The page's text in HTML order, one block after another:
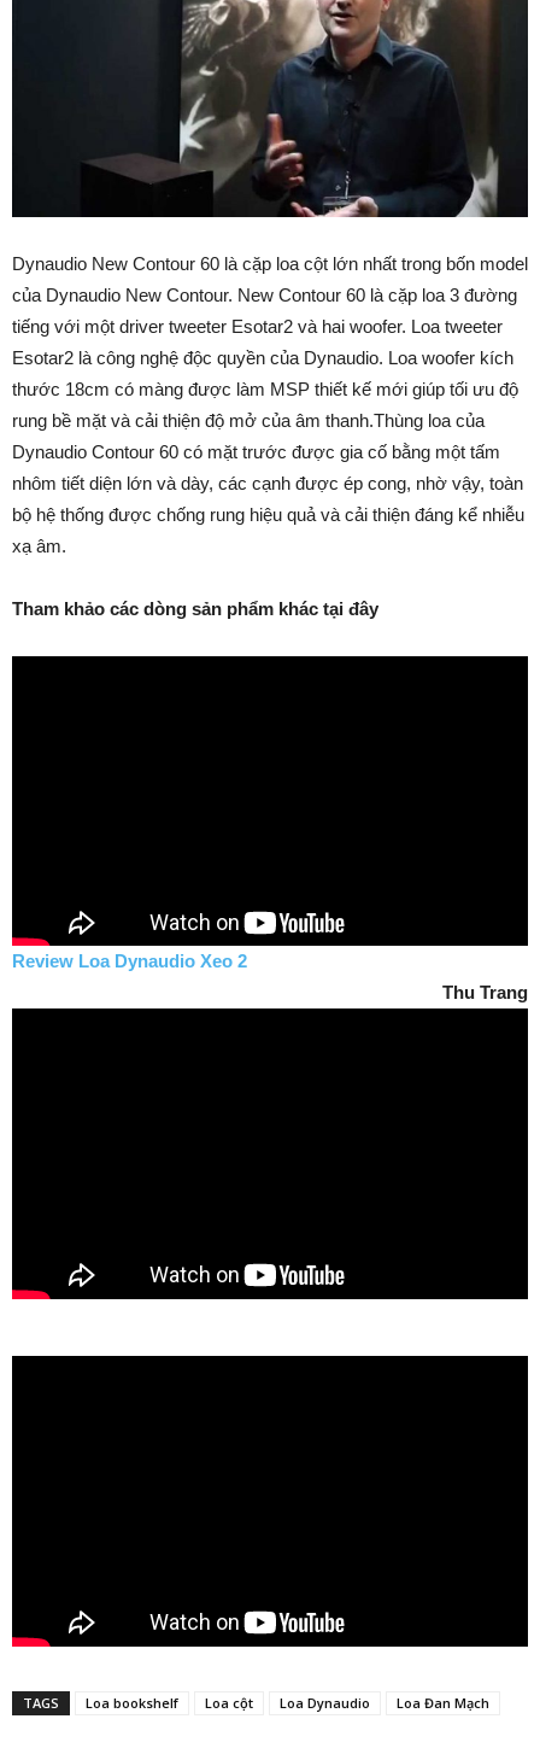
Dynaudio New Contour 60 là cặp loa cột lớn nhất trong bốn model
của Dynaudio New Contour. New Contour 60 là cặp loa 3 đường
tiếng với một driver tweeter Esotar2 và hai woofer. Loa tweeter
Esotar2 là công nghệ độc quyền của Dynaudio. Loa woofer kích
thước 18cm có màng được làm MSP thiết kế mới giúp tối ưu độ
rung bề mặt và cải thiện độ mở của âm thanh.Thùng loa của
Dynaudio Contour 60 có mặt trước được gia cố bằng một tấm
nhôm tiết diện lớn và dày, các cạnh được ép cong, nhờ vậy, toàn
bộ hệ thống được chống rung hiệu quả và cải thiện đáng kể nhiễu
xạ âm.
Tham khảo các dòng sản phẩm khác tại đây
Review Loa Dynaudio Xeo 2
Thu Trang
TAGS Loa bookshelf Loa cột Loa Dynaudio Loa Đan Mạch